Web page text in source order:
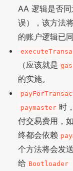
AA 逻辑是否
误），该方法
的账户逻辑已
（应该就是 gas
的实施。
paymaster 时
付交易费用，
终都会依赖
个方法将会发
给 Bootloader